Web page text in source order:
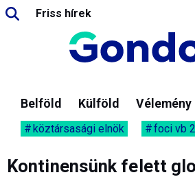
Friss hírek
Belföld Külföld Vélemény
köztársasági elnök foci vb
Kontinensünk felett